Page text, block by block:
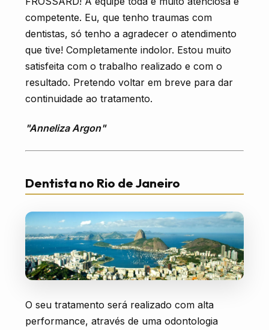
competente. Eu, que tenho traumas com
dentistas, só tenho a agradecer o atendimento
que tive! Completamente indolor. Estou muito
satisfeita com o trabalho realizado e com o
resultado. Pretendo voltar em breve para dar
continuidade ao tratamento.
"Anneliza Argon"
Dentista no Rio de Janeiro
O seu tratamento será realizado com alta
performance, através de uma odontologia